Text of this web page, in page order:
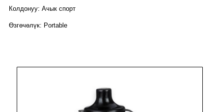
Колдонуу: Ачык спорт
Өзгөчөлүк: Portable